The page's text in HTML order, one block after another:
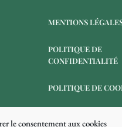
le consentement aux cookies
MENTIONS
POLITIQUE DE
CONFIDENTIALITÉ
POLITIQUE DE